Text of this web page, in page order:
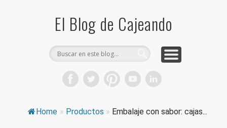
El Blog de Cajeando
Home » Productos » Embalaje con sabor: cajas...